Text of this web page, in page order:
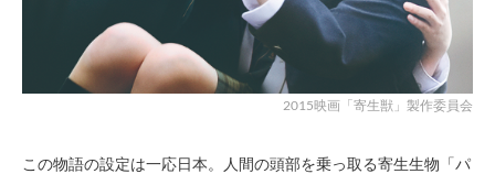
2015映画「寄生獣」製作委員会
この物語の設定は一応日本。人間の頭部を乗っ取る寄生生物「パ